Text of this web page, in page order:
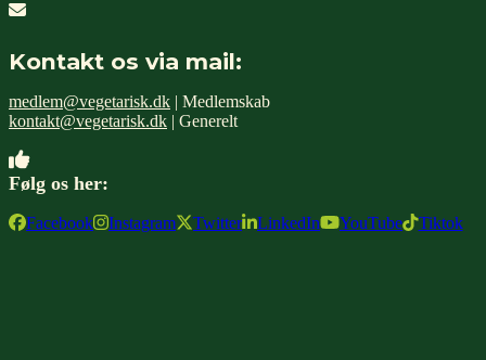
Kontakt os via mail:
medlem@vegetarisk.dk | Medlemskab
kontakt@vegetarisk.dk | Generelt
Følg os her:
Facebook Instagram Twitter LinkedIn YouTube Tiktok